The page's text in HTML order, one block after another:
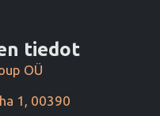
tiedot
OÜ
1, 00390